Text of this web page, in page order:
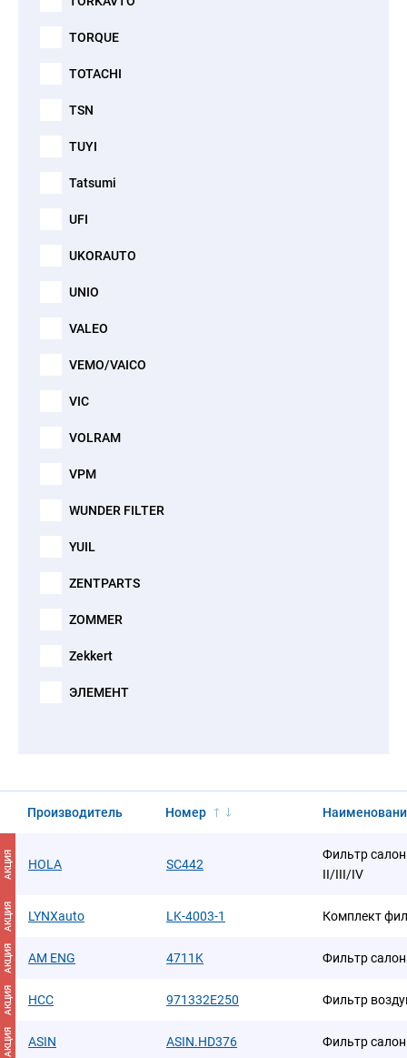
TORQUE
TOTACHI
TSN
TUYI
Tatsumi
UFI
UKORAUTO
UNIO
VALEO
VEMO/VAICO
VIC
VOLRAM
VPM
WUNDER FILTER
YUIL
ZENTPARTS
ZOMMER
Zekkert
ЭЛЕМЕНТ
Производитель Номер
АКЦИЯ HOLA SC442
Фильтр
II/III/IV
АКЦИЯ LYNXauto LK-4003-1 Комплект
АКЦИЯ AM ENG 4711K Фильтр
АКЦИЯ HCC 971332E250 Фильтр
АКЦИЯ ASIN ASIN.HD376 Фильтр